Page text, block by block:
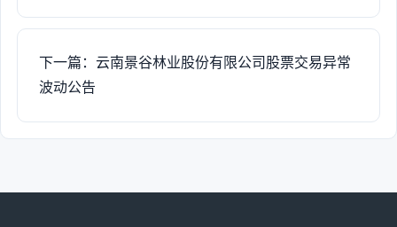
下一篇：云南景谷林业股份有限公司股票交易异常
波动公告